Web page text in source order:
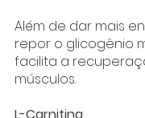
Além de dar mais
repor o glicogênio
facilita a
músculos.